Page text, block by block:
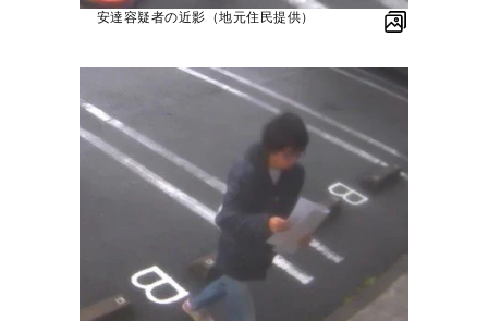
安達容疑者の近影（地元住民提供）